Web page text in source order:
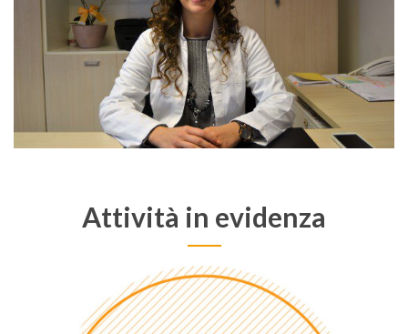
Attività in evidenza